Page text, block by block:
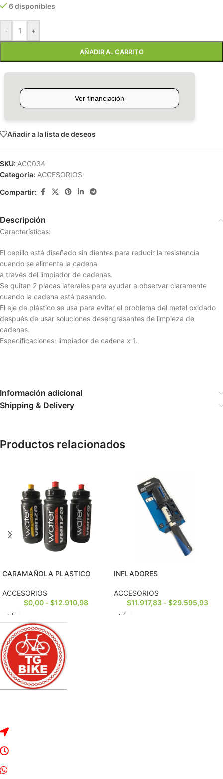
6 disponibles
- +
AÑADIR AL CARRITO
Añadir a la lista de deseos
SKU: ACC034
Categoría: ACCESORIOS
Compartir:
Descripción
Características:
El cepillo está diseñado sin dientes para reducir la resistencia
cuando se alimenta la cadena
a través del limpiador de cadenas.
Se quitan 2 placas laterales para ayudar a observar claramente
cuando la cadena está pasando.
El eje de plástico se usa para evitar el problema del metal oxidado
después de usar soluciones desengrasantes de limpieza de
cadenas.
Especificaciones: limpiador de cadena x 1.
Información adicional
Shipping & Delivery
Productos relacionados
CARAMAÑOLA PLASTICO
ACCESORIOS
$0,00 - $12.910,98
INFLADORES
ACCESORIOS
$11.917,83 - $29.595,93